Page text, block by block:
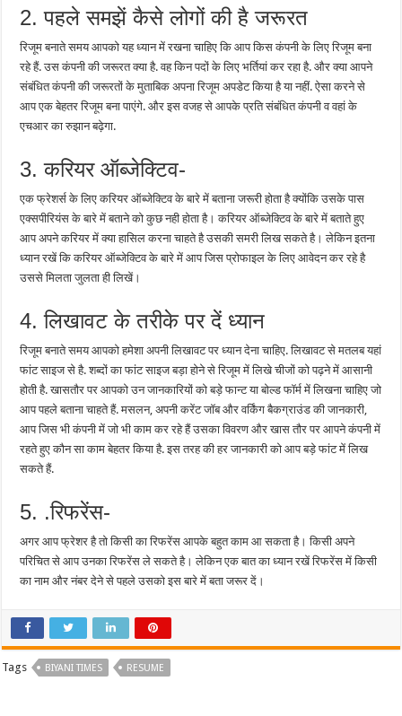
2. पहले समझें कैसे लोगों की है जरूरत
रिजूम बनाते समय आपको यह ध्यान में रखना चाहिए कि आप किस कंपनी के लिए रिजूम बना
रहे हैं. उस कंपनी की जरूरत क्या है. वह किन पदों के लिए भर्तियां कर रहा है. और क्या आपने
संबंधित कंपनी की जरूरतों के मुताबिक अपना रिजूम अपडेट किया है या नहीं. ऐसा करने से
आप एक बेहतर रिजूम बना पाएंगे. और इस वजह से आपके प्रति संबंधित कंपनी व वहां के
एचआर का रुझान बढ़ेगा.
3. करियर ऑब्जेक्टिव-
एक फ्रेशर्स के लिए करियर ऑब्जेक्टिव के बारे में बताना जरूरी होता है क्योंकि उसके पास
एक्सपीरियंस के बारे में बताने को कुछ नही होता है। करियर ऑब्जेक्टिव के बारे में बताते हुए
आप अपने करियर में क्या हासिल करना चाहते है उसकी समरी लिख सकते है। लेकिन इतना
ध्यान रखें कि करियर ऑब्जेक्टिव के बारे में आप जिस प्रोफाइल के लिए आवेदन कर रहे है
उससे मिलता जुलता ही लिखें।
4. लिखावट के तरीके पर दें ध्यान
रिजूम बनाते समय आपको हमेशा अपनी लिखावट पर ध्यान देना चाहिए. लिखावट से मतलब यहां
फांट साइज से है. शब्दों का फांट साइज बड़ा होने से रिजूम में लिखे चीजों को पढ़ने में आसानी
होती है. खासतौर पर आपको उन जानकारियों को बड़े फान्ट या बोल्ड फॉर्म में लिखना चाहिए जो
आप पहले बताना चाहते हैं. मसलन, अपनी करेंट जॉब और वर्किंग बैकग्राउंड की जानकारी,
आप जिस भी कंपनी में जो भी काम कर रहे हैं उसका विवरण और खास तौर पर आपने कंपनी में
रहते हुए कौन सा काम बेहतर किया है. इस तरह की हर जानकारी को आप बड़े फांट में लिख
सकते हैं.
5. .रिफरेंस-
अगर आप फ्रेशर है तो किसी का रिफरेंस आपके बहुत काम आ सकता है। किसी अपने
परिचित से आप उनका रिफरेंस ले सकते है। लेकिन एक बात का ध्यान रखें रिफरेंस में किसी
का नाम और नंबर देने से पहले उसको इस बारे में बता जरूर दें।
Tags BIYANI TIMES RESUME